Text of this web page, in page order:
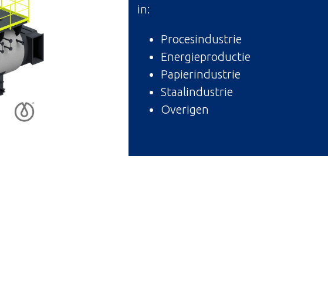
in:
Procesindustrie
Energieproductie
Papierindustrie
Staalindustrie
Overigen